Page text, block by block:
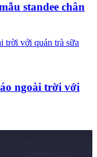
standee chân
ngoài trời với